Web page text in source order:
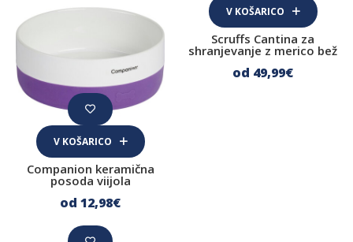
Imunski sistem
Za lajšanje stresa
Nega psa
Prva pomoč
Šamponi in nega kože
Nega oči in uhljev
Nega zob
V KOŠARICO
Companion keramična
posoda viijola
od 12,98€
V KOŠARICO
Scruffs Cantina za
shranjevanje z merico bež
od 49,99€